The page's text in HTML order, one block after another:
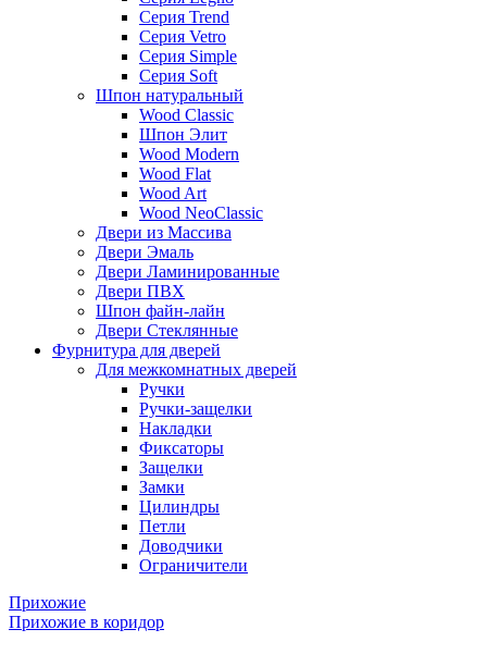
Серия Trend
Серия Vetro
Серия Simple
Серия Soft
Шпон натуральный
Wood Classic
Шпон Элит
Wood Modern
Wood Flat
Wood Art
Wood NeoClassic
Двери из Массива
Двери Эмаль
Двери Ламинированные
Двери ПВХ
Шпон файн-лайн
Двери Стеклянные
Фурнитура для дверей
Для межкомнатных дверей
Ручки
Ручки-защелки
Накладки
Фиксаторы
Защелки
Замки
Цилиндры
Петли
Доводчики
Ограничители
Прихожие
Прихожие в коридор